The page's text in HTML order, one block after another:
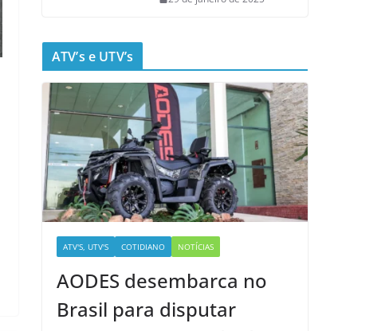
ATV’s e UTV’s
ATV'S, UTV'S COTIDIANO NOTÍCIAS
AODES desembarca no
Brasil para disputar